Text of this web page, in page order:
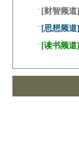
· [财智频道]
· [思想频道]
· [读书频道]